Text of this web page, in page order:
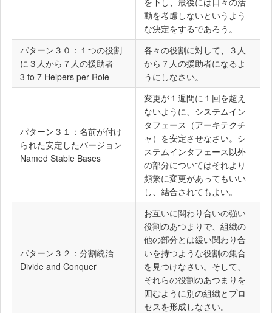
動を考慮しないというよう
な決定をするであろう。
パターン３０：１つの役割
に３人から７人の援助者
3 to 7 Helpers per Role
各々の役割に対して、３人
から７人の援助者になるよ
うにしなさい。
パターン３１：名前が付け
られた安定したバージョン
Named Stable Bases
変更が１週間に１回を超え
ないように、システムイン
タフェース（アーキテクチ
ャ）を安定させなさい。シ
ステムインタフェース以外
の部分についてはそれより
頻繁に変更があってもいい
し、結合されてもよい。
パターン３２：分割統治
Divide and Conquer
お互いに関わり合いの強い
役割のあつまりで、組織の
他の部分とは緩い関わり合
いを持つような役割の集合
を見つけなさい。そして、
それらの役割のあつまりを
囲むように別の組織とプロ
セスを形成しなさい。